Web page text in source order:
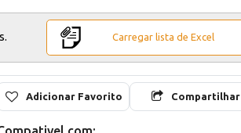
Carregar lista de Excel
Adicionar Favorito Compartilhar